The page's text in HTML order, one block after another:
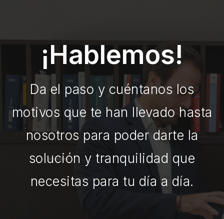
¡Hablemos!
Da el paso y cuéntanos los
motivos que te han llevado hasta
nosotros para poder darte la
solución y tranquilidad que
necesitas para tu día a día.